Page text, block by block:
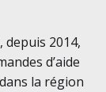
depuis 2014,
d’aide
la région